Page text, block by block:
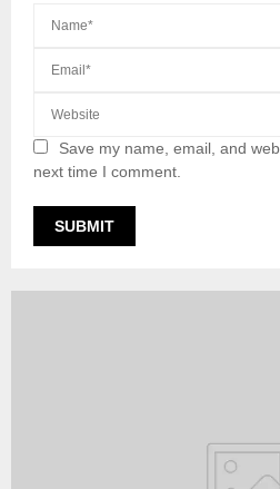
Save my name, email, and
next time I comment.